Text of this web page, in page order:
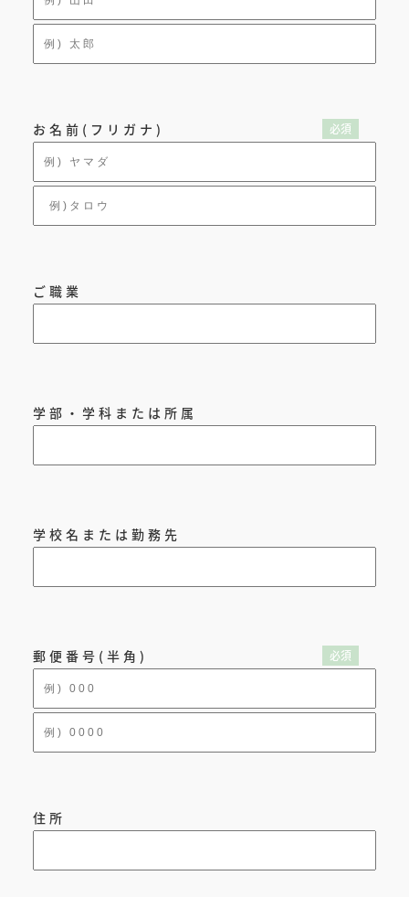
お名前(フリガナ)
ご職業
学部・学科または所属
学校名または勤務先
郵便番号(半角)
住所